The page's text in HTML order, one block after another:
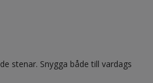
stenar. Snygga både till vardags